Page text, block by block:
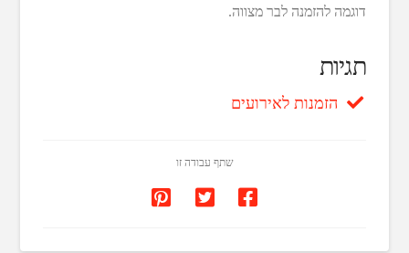
דוגמה להזמנה לבר מצווה.
תגיות
הזמנות לאירועים
שתף עבודה זו